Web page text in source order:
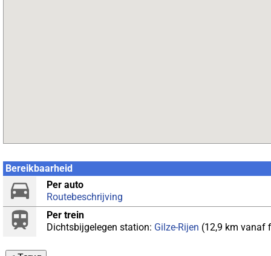
Bereikbaarheid
Per auto
Routebeschrijving
Per trein
Dichtsbijgelegen station: Gilze-Rijen (12,9 km vanaf